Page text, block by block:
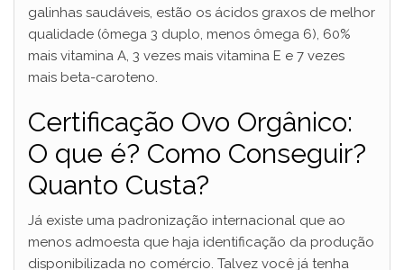
i
d
e
o
galinhas saudáveis, estão os ácidos graxos de melhor
qualidade (ômega 3 duplo, menos ômega 6), 60%
mais vitamina A, 3 vezes mais vitamina E e 7 vezes
mais beta-caroteno.
Certificação Ovo Orgânico:
O que é? Como Conseguir?
Quanto Custa?
Já existe uma padronização internacional que ao
menos admoesta que haja identificação da produção
disponibilizada no comércio. Talvez você já tenha